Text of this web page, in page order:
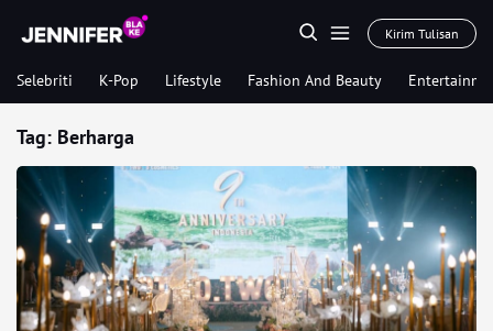
Kirim Tulisan
Selebriti K-Pop Lifestyle Fashion And Beauty
Tag: Berharga